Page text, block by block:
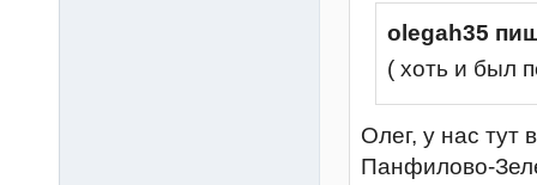
olegah35
( хоть и был
Олег, у нас тут
Панфилово-